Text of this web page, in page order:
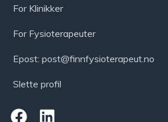
For Klinikker
For Fysioterapeuter
Epost: post@finnfysioterapeut.no
Slette profil